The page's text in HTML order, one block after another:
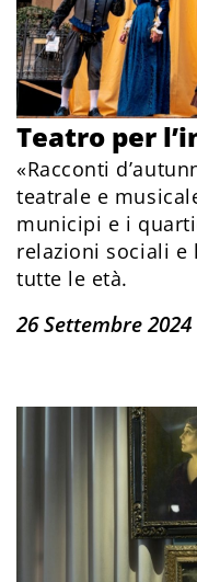
Teatro per
«Racconti
teatrale e
municipi e i
relazioni sociali e
tutte le età.
26 Settembre 2024